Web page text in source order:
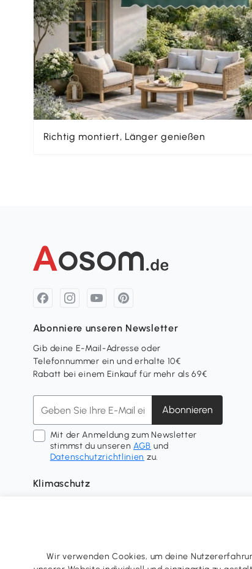
Richtig montiert, Länger genießen
Abonniere unseren Newsletter
Gib deine E-Mail-Adresse oder
Telefonnummer ein und erhalte 10€
Rabatt bei einem Einkauf für mehr als 69€
Abonnieren
Mit der Anmeldung zum Newsletter
stimmst du unserenAGB und
Datenschutzrichtlinien zu.
Klimaschutz
Wir verwenden Cookies, um deine